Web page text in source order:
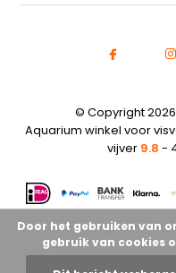
© Copyright
Aquarium winkel voor
vijver 9.8 -
Door het gebruiken van
gebruik van cookies